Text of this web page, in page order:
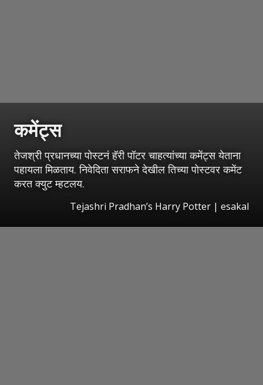
कमेंट्स
तेजश्री प्रधानच्या पोस्टनं हॅरी पॉटर चाहत्यांच्या कमेंट्स येताना
पहायला मिळताय. निवेदिता सराफने देखील तिच्या पोस्टवर कमेंट
करत क्युट म्हटलय.
Tejashri Pradhan’s Harry Potter | esakal